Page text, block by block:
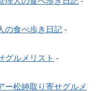
の食べ歩き日記‐
グルメリスト ‐
ー松紳取り寄せグルメ